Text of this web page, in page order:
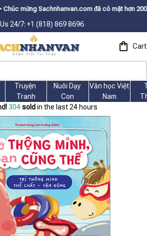
Sachnhanvan.com đã có mặt hơn 200 quốc gia
24/7: +1 (818) 869 8696
Cart
Truyện
Tranh
Nuôi Dạy
Con
Văn học Việt
Nam
306 sold in the last 24 hours